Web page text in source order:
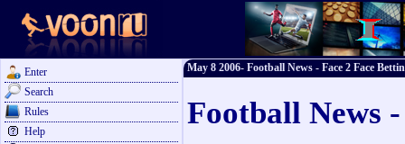
Enter
Search
Rules
Help
May 8 2006- Football News - Face 2 Face
Football News